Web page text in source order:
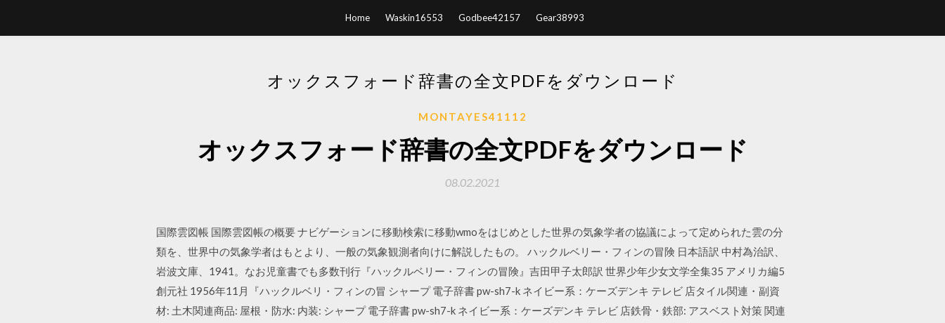
Home Waskin16553 Godbee42157 Gear38993
オックスフォード辞書の全文PDFをダウンロード
MONTAYES41112
オックスフォード辞書の全文PDFをダウンロード
08.02.2021
国際雲図帳 国際雲図帳の概要 ナビゲーションに移動検索に移動wmoをはじめとした世界の気象学者の協議によって定められた雲の分
類を、世界中の気象学者はもとより、一般の気象観測者向けに解説したもの。 ハックルベリー・フィンの冒険 日本語訳 中村為治訳、
岩波文庫、1941。なお児童書でも多数刊行『ハックルベリー・フィンの冒険』吉田甲子太郎訳 世界少年少女文学全集35 アメリカ編5
創元社 1956年11月『ハックルベリ・フィンの冒 シャープ 電子辞書 pw-sh7-k ネイビー系：ケーズデンキ テレビ 店タイル関連・副資
材: 土木関連商品: 屋根・防水: 内装: シャープ 電子辞書 pw-sh7-k ネイビー系：ケーズデンキ テレビ 店鉄骨・鉄部: アスベスト対策 関連